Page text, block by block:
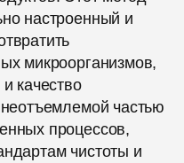
настроенный и
микроорганизмов,
качество
частью
процессов,
чистоты и